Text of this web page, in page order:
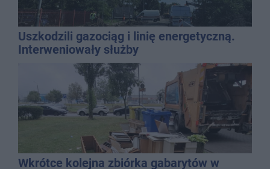
Uszkodzili gazociąg i linię energetyczną.
Interweniowały służby
Wkrótce kolejna zbiórka gabarytów w